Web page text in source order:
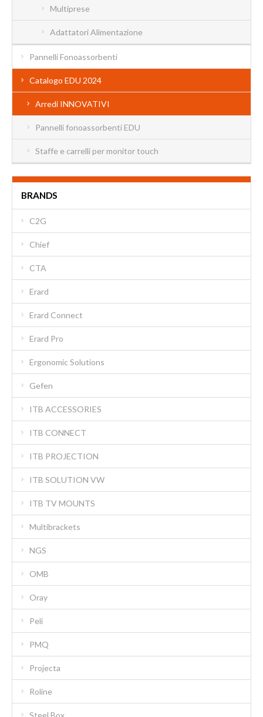
Multiprese
Adattatori Alimentazione
Pannelli Fonoassorbenti
Catalogo EDU 2024
Arredi INNOVATIVI
Pannelli fonoassorbenti EDU
Staffe e carrelli per monitor touch
BRANDS
C2G
Chief
CTA
Erard
Erard Connect
Erard Pro
Ergonomic Solutions
Gefen
ITB ACCESSORIES
ITB CONNECT
ITB PROJECTION
ITB SOLUTION VW
ITB TV MOUNTS
Multibrackets
NGS
OMB
Oray
Peli
PMQ
Projecta
Roline
Steel Box